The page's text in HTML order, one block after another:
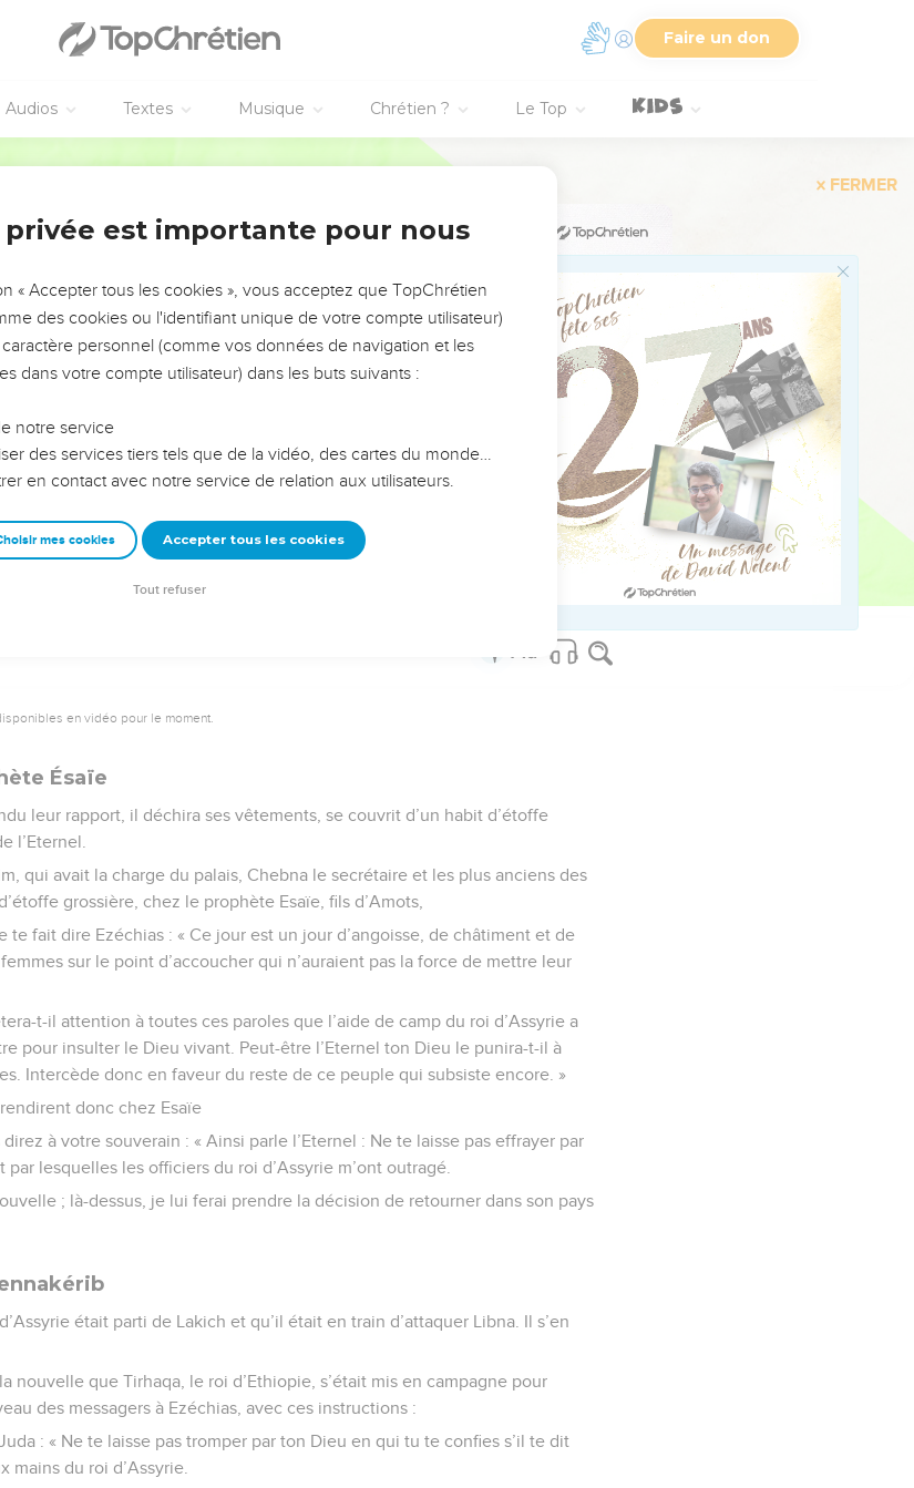
Faire un don
Audios Textes Musique Chrétien ? Le Top
pas aux mains du roi d’Assyrie.
emmener dans un pays pareil au vôtre, un pays où il y a du blé et du vin, du
l’huile et du miel. Ainsi vous vivrez et vous ne mourrez pas. N’écoutez donc
ils délivré leur pays du roi d’Assyrie ?
sont ceux qui ont délivré leur pays pour que l’Eternel délivre
avait la charge du palais, Chebna, le secrétaire et Yoah, fils d’Asaph,
les vêtements déchirés, et lui rapportèrent les paroles de l’aide de
© 1992, 1999 by Biblica, Inc.® Used by permission. All rights reserved worldwide.
en vidéo pour le moment.
Ésaïe
leur rapport, il déchira ses vêtements, se couvrit d’un habit d’étoffe
l’Eternel.
qui avait la charge du palais, Chebna le secrétaire et les plus anciens des
grossière, chez le prophète Esaïe, fils d’Amots,
fait dire Ezéchias : « Ce jour est un jour d’angoisse, de châtiment et de
sur le point d’accoucher qui n’auraient pas la force de mettre leur
t-il attention à toutes ces paroles que l’aide de camp du roi d’Assyrie a
pour insulter le Dieu vivant. Peut-être l’Eternel ton Dieu le punira-t-il à
Intercède donc en faveur du reste de ce peuple qui subsiste encore. »
donc chez Esaïe
à votre souverain : « Ainsi parle l’Eternel : Ne te laisse pas effrayer par
lesquelles les officiers du roi d’Assyrie m’ont outragé.
; là-dessus, je lui ferai prendre la décision de retourner dans son pays
était parti de Lakich et qu’il était en train d’attaquer Libna. Il s’en
nouvelle que Tirhaqa, le roi d’Ethiopie, s’était mis en campagne pour
des messagers à Ezéchias, avec ces instructions :
: « Ne te laisse pas tromper par ton Dieu en qui tu te confies s’il te dit
mains du roi d’Assyrie.
est importante pour nous
« Accepter tous les cookies », vous acceptez que TopChrétien
des cookies ou l'identifiant unique de votre compte utilisateur)
personnel (comme vos données de navigation et les
dans votre compte utilisateur) dans les buts suivants :
notre service
des services tiers tels que de la vidéo, des cartes du monde…
en contact avec notre service de relation aux utilisateurs.
mes cookies Accepter tous les cookies
Tout refuser